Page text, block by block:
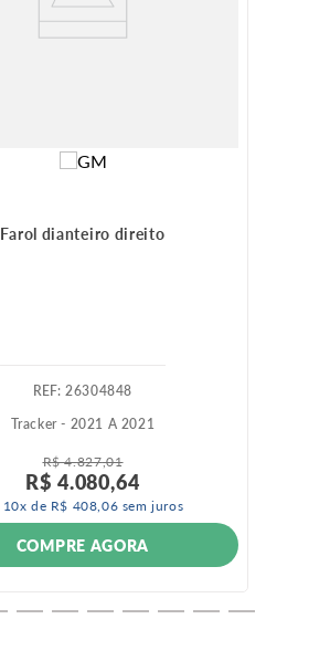
Farol dianteiro direito
:26304848
Tracker - 2021 A 2021
R$ 4.827,01
R$ 4.080,64
10x de R$ 408,06 sem juros
COMPRE AGORA